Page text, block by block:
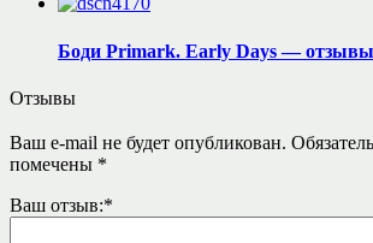
Боди Primark. Early Days — отзывы
Отзывы
Ваш e-mail не будет опубликован.
помечены *
Ваш отзыв:*